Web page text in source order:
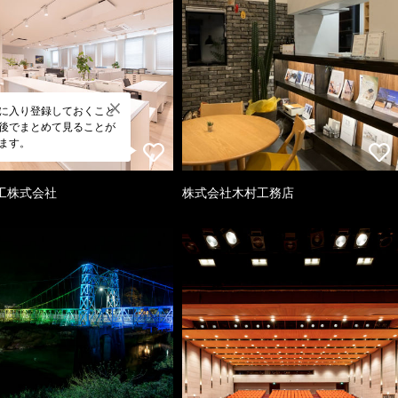
入り登録しておくこと
でまとめて見ることが
す。
株式会社 株式会社木村工務店